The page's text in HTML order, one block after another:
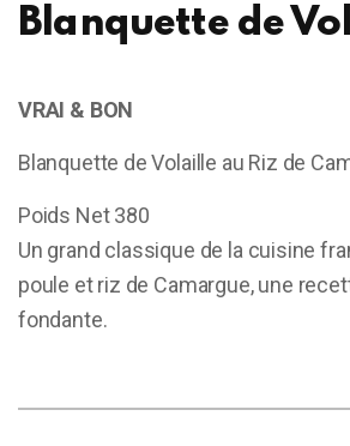
Blanquette de
VRAI & BON
Blanquette de Volaille au Riz de
Poids Net 380
Un grand classique de la cuisine
poule et riz de Camargue, une
fondante.